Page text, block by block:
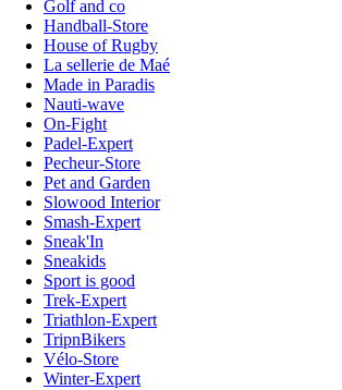
Golf and co
Handball-Store
House of Rugby
La sellerie de Maé
Made in Paradis
Nauti-wave
On-Fight
Padel-Expert
Pecheur-Store
Pet and Garden
Slowood Interior
Smash-Expert
Sneak'In
Sneakids
Sport is good
Trek-Expert
Triathlon-Expert
TripnBikers
Vélo-Store
Winter-Expert